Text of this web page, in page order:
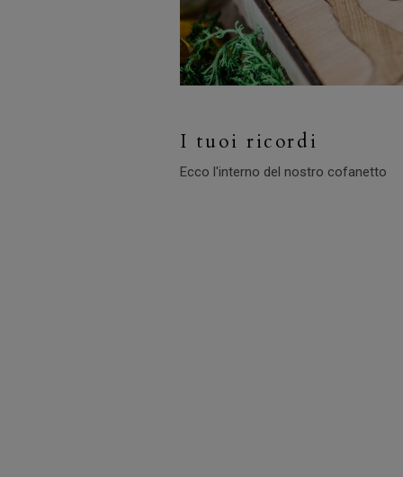
I tuoi ricordi
Ecco l'interno del nostro cofanetto